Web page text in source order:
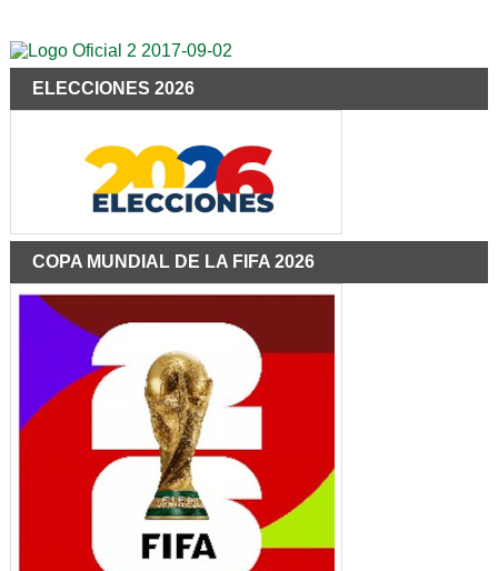
ELECCIONES 2026
COPA MUNDIAL DE LA FIFA 2026